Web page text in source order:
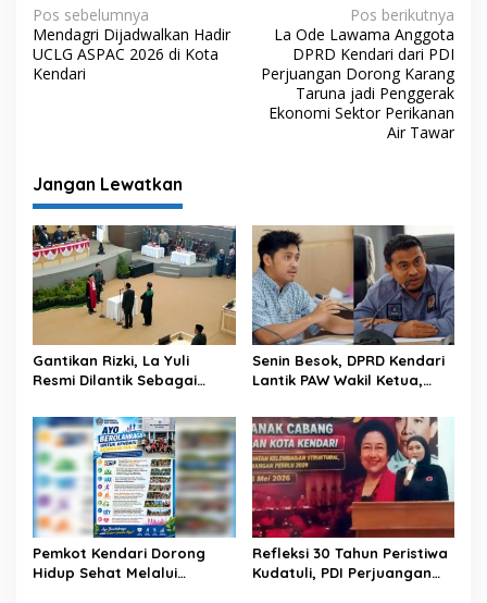
N
a
v
a
s
i
p
o
s
Pos sebelumnya
Mendagri Dijadwalkan Hadir
UCLG ASPAC 2026 di Kota
Kendari
Pos berikutnya
La Ode Lawama Anggota
DPRD Kendari dari PDI
Perjuangan Dorong Karang
Taruna jadi Penggerak
Ekonomi Sektor Perikanan
Air Tawar
Jangan Lewatkan
Gantikan Rizki, La Yuli
Resmi Dilantik Sebagai
Kendari
Senin Besok, DPRD Kendari
Lantik PAW Wakil Ketua,
Melenggang
Pemkot Kendari Dorong
Hidup Sehat Melalui
Refleksi 30 Tahun Peristiwa
Kudatuli, PDI Perjuangan